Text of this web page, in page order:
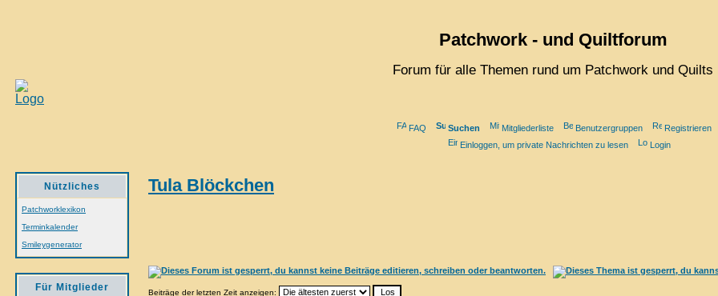
Patchwork - und Quiltforum
Forum für alle Themen rund um Patchwork und Quilts
FAQ Suchen Mitgliederliste Benutzergruppen
Registrieren
Einloggen, um private Nachrichten zu lesen
Login
Nützliches
Patchworklexikon
Terminkalender
Smileygenerator
Für Mitglieder
Tula Blöckchen
Beiträge der letzten Zeit anzeigen: